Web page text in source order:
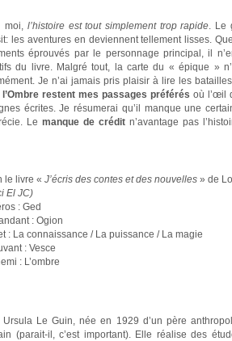
moi, l’histoire est tout simplement trop rapide. Le
les aventures en deviennent tellement lisses.
éprouvés par le personnage principal, il
du livre. Malgré tout, la carte du « épique »
Je n’ai jamais pris plaisir à lire les
restent mes passages préférés où l’œil
écrites. Je résumerai qu’il manque une
Le manque de créditn’avantage pas
le livre « J’écris des contes et des nouvelles » de
El JC)
: Ged
: Ogion
: La connaissance / La puissance / La magie
: Vesce
: L’ombre
Ursula Le Guin, née en 1929 d’un père
(parait-il, c’est important). Elle réalise des